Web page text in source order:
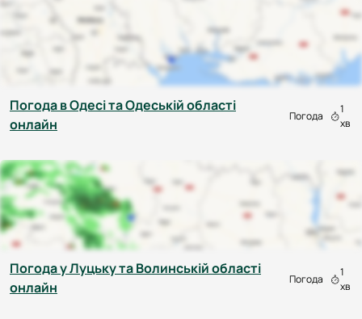
Погода в Одесі та Одеській області
онлайн
Погода
1
хв
Погода у Луцьку та Волинській області
онлайн
Погода
1
хв